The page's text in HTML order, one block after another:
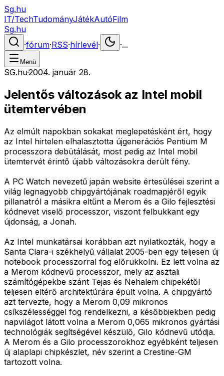
Sg.hu
IT/TechTudományJátékAutóFilm
Sg.hu
·fórum·RSS·hírlevél· ·...
Menü
SG.hu·2004. január 28.
Jelentős változások az Intel mobil
ütemtervében
Az elmúlt napokban sokakat meglepetésként ért, hogy
az Intel hirtelen elhalasztotta újgenerációs Pentium M
processzora debütálását, most pedig az Intel mobil
ütemtervét érintő újabb változásokra derült fény.
A PC Watch nevezetű japán website értesülései szerint a
világ legnagyobb chipgyártójának roadmapjéről egyik
pillanatról a másikra eltűnt a Merom és a Gilo fejlesztési
kódnevet viselő processzor, viszont felbukkant egy
újdonság, a Jonah.
Az Intel munkatársai korábban azt nyilatkozták, hogy a
Santa Clara-i székhelyű vállalat 2005-ben egy teljesen új
notebook processzorral fog előrukkolni. Ez lett volna az
a Merom kódnevű processzor, mely az asztali
számítógépekbe szánt Tejas és Nehalem chipekétől
teljesen eltérő architektúrára épült volna. A chipgyártó
azt tervezte, hogy a Merom 0,09 mikronos
csíkszélességgel fog rendelkezni, a későbbiekben pedig
napvilágot látott volna a Merom 0,065 mikronos gyártási
technológiák segítségével készülő, Gilo kódnevű utódja.
A Merom és a Gilo processzorokhoz egyébként teljesen
új alaplapi chipkészlet, név szerint a Crestine-GM
tartozott volna.